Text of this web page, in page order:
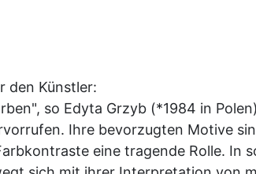
den Künstler:
so Edyta Grzyb (*1984 in
Ihre bevorzugten Motive
eine tragende Rolle.